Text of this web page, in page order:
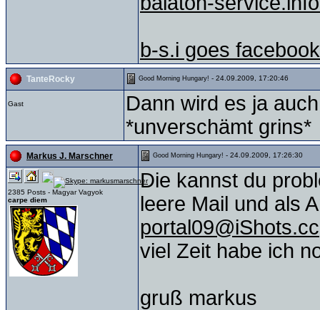
b-s.i goes facebook
TanteRocky Good Morning Hungary! - 24.09.2009, 17:20:46
Gast
Dann wird es ja
*unverschämt grins*
Markus J. Marschner Good Morning Hungary! - 24.09.2009, 17:26:30
2385 Posts - Magyar Vagyok
carpe diem
Die kannst du
leere Mail und als
portal09@iShots.cc
viel Zeit habe ich
gruß markus